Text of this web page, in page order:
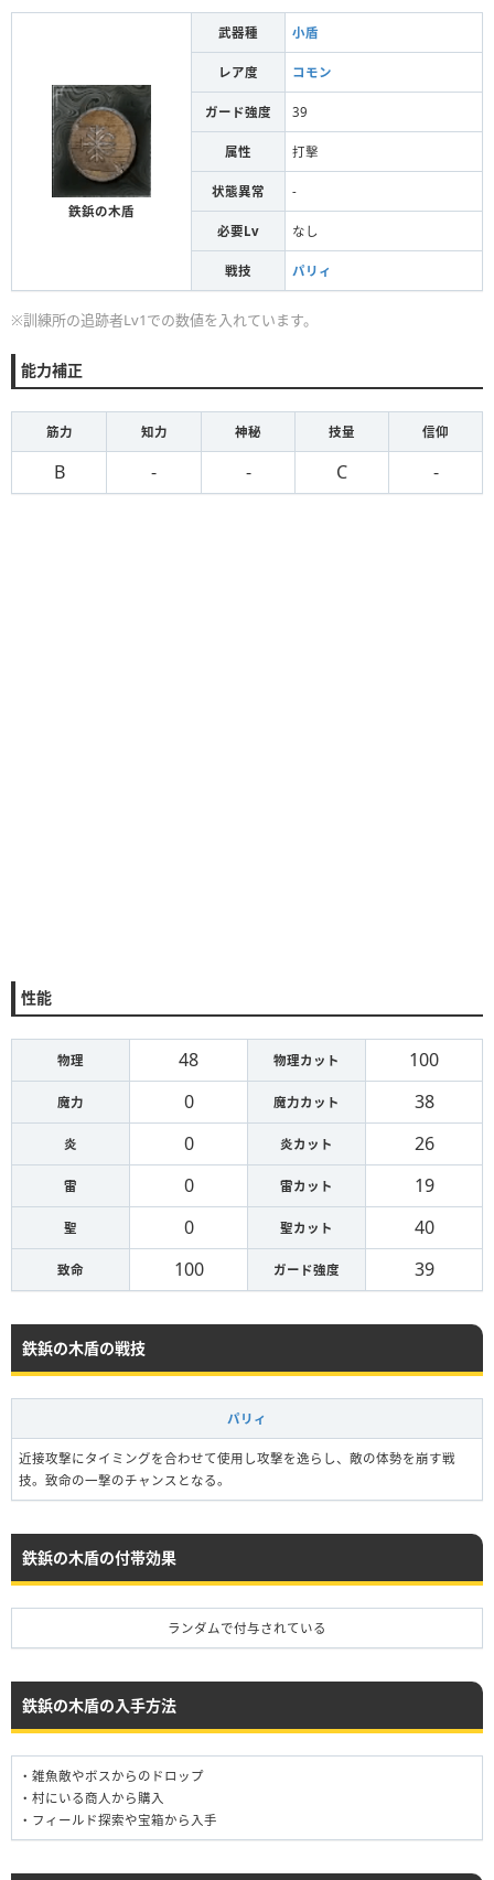
鉄鋲の木盾
武器種 小盾
レア度 コモン
ガード強度 39
属性 打擊
状態異常 -
必要Lv なし
戦技 パリィ
※訓練所の追跡者Lv1での数値を入れています。
能力補正
筋力 知力 神秘 技量 信仰
B - - C -
性能
物理 48 物理カット 100
魔力 0 魔力カット 38
炎 0 炎カット 26
雷 0 雷カット 19
聖 0 聖カット 40
致命 100 ガード強度 39
鉄鋲の木盾の戦技
パリィ
近接攻撃にタイミングを合わせて使用し攻撃を逸らし、敵の体勢を崩す戦
技。致命の一撃のチャンスとなる。
鉄鋲の木盾の付帯効果
ランダムで付与されている
鉄鋲の木盾の入手方法
・雑魚敵やボスからのドロップ
・村にいる商人から購入
・フィールド探索や宝箱から入手